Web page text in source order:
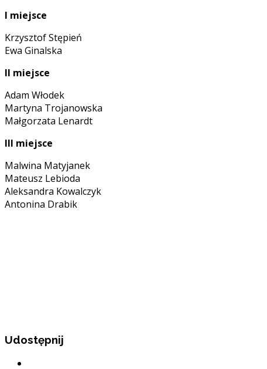
I miejsce
Krzysztof Stępień
Ewa Ginalska
II miejsce
Adam Włodek
Martyna Trojanowska
Małgorzata Lenardt
III miejsce
Malwina Matyjanek
Mateusz Lebioda
Aleksandra Kowalczyk
Antonina Drabik
Udostępnij